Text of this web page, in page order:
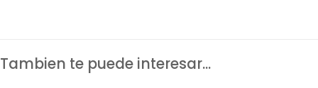
Tambien te puede interesar...